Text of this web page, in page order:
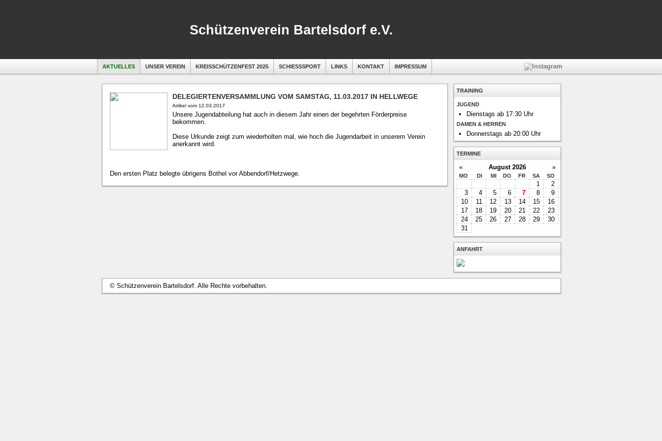
Schützenverein Bartelsdorf e.V.
AKTUELLES UNSER VEREIN KREISSCHÜTZENFEST 2025 SCHIESSSPORT LINKS KONTAKT IMPRESSUM
TRAINING
JUGEND
Dienstags ab 17:30 Uhr
DAMEN & HERREN
Donnerstags ab 20:00 Uhr
TERMINE
« August 2026 »
MO DI MI DO FR SA SO
1
2
3
4 5 6 7 8
9
10
11 12 13 14 15
16
17
18 19 20 21 22
23
24
25 26 27 28 29
30
31
ANFAHRT
DELEGIERTENVERSAMMLUNG VOM SAMSTAG, 11.03.2017 IN HELLWEGE
Artikel vom 12.03.2017
Unsere Jugendabteilung hat auch in diesem Jahr einen der begehrten Förderpreise
bekommen.
Diese Urkunde zeigt zum wiederholten mal, wie hoch die Jugendarbeit in unserem Verein
anerkannt wird.
Den ersten Platz belegte übrigens Bothel vor Abbendorf/Hetzwege.
© Schützenverein Bartelsdorf. Alle Rechte vorbehalten.